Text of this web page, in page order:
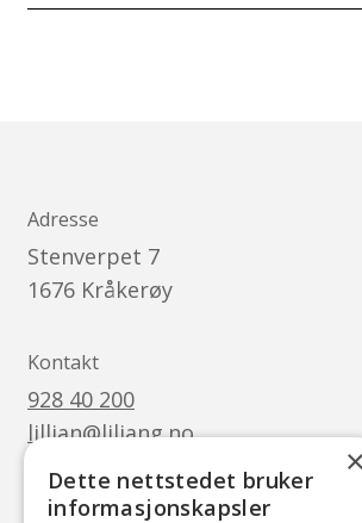
Adresse
Stenverpet 7
1676 Kråkerøy
Kontakt
928 40 200
lillian@liliang.no
Følg oss
×
Dette nettstedet bruker
informasjonskapsler